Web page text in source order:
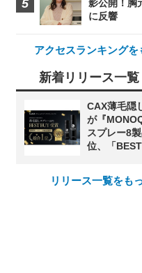
影公開！胸
に反響
アクセスランキングを
新着リリース一覧
CAX薄毛隠
が『
スプレー8
位、「
リリース一覧をも